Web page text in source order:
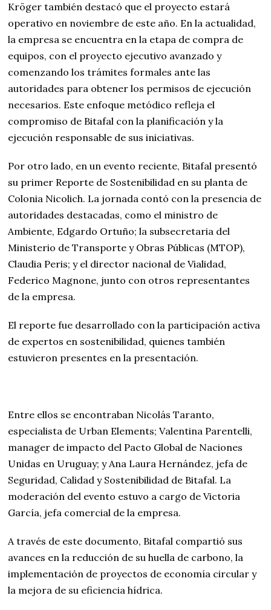
Kröger también destacó que el proyecto estará
operativo en noviembre de este año. En la actualidad,
la empresa se encuentra en la etapa de compra de
equipos, con el proyecto ejecutivo avanzado y
comenzando los trámites formales ante las
autoridades para obtener los permisos de ejecución
necesarios. Este enfoque metódico refleja el
compromiso de Bitafal con la planificación y la
ejecución responsable de sus iniciativas.
Por otro lado, en un evento reciente, Bitafal presentó
su primer Reporte de Sostenibilidad en su planta de
Colonia Nicolich. La jornada contó con la presencia de
autoridades destacadas, como el ministro de
Ambiente, Edgardo Ortuño; la subsecretaria del
Ministerio de Transporte y Obras Públicas (MTOP),
Claudia Peris; y el director nacional de Vialidad,
Federico Magnone, junto con otros representantes
de la empresa.
El reporte fue desarrollado con la participación activa
de expertos en sostenibilidad, quienes también
estuvieron presentes en la presentación.
Entre ellos se encontraban Nicolás Taranto,
especialista de Urban Elements; Valentina Parentelli,
manager de impacto del Pacto Global de Naciones
Unidas en Uruguay; y Ana Laura Hernández, jefa de
Seguridad, Calidad y Sostenibilidad de Bitafal. La
moderación del evento estuvo a cargo de Victoria
García, jefa comercial de la empresa.
A través de este documento, Bitafal compartió sus
avances en la reducción de su huella de carbono, la
implementación de proyectos de economía circular y
la mejora de su eficiencia hídrica.